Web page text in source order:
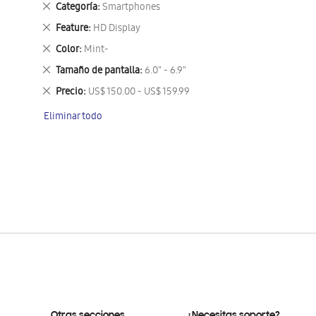
Categoría Smartphones
Eliminar
este
artículo
Feature HD Display
Eliminar
este
artículo
Color Mint-
Eliminar
este
artículo
Tamaño de pantalla 6.0" - 6.9"
Eliminar
este
artículo
Precio US$ 150.00 - US$ 159.99
Eliminar
artículo
Eliminar todo